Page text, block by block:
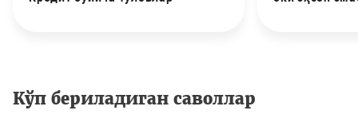
Кўп бериладиган саволлар